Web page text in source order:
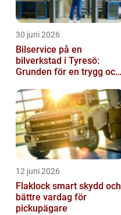
30 juni 2026
Bilservice på en
bilverkstad i Tyresö:
Grunden för en trygg och
12 juni 2026
Flaklock smart skydd och
bättre vardag för
pickupägare